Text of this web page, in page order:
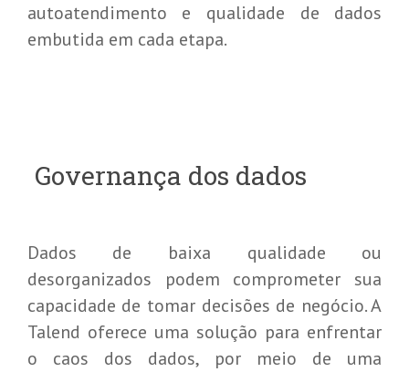
autoatendimento e qualidade de dados
embutida em cada etapa.
Governança dos dados
Dados de baixa qualidade ou
desorganizados podem comprometer sua
capacidade de tomar decisões de negócio. A
Talend oferece uma solução para enfrentar
o caos dos dados, por meio de uma